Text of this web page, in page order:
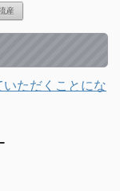
産
ただくことにな